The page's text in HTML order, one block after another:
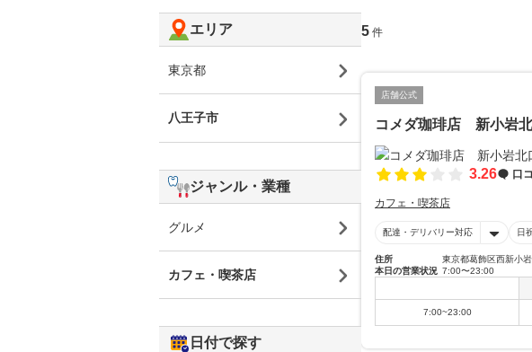
5 件
店舗公式
コメダ珈琲店 新小岩
3.26 口
カフェ・喫茶店
配達・デリバリー対応 日
住所
東京都葛飾区西新小
本日の営業状況 7:00〜23:00
7:00~23:00
エリア
東京都
八王子市
ジャンル・業種
グルメ
カフェ・喫茶店
日付で探す